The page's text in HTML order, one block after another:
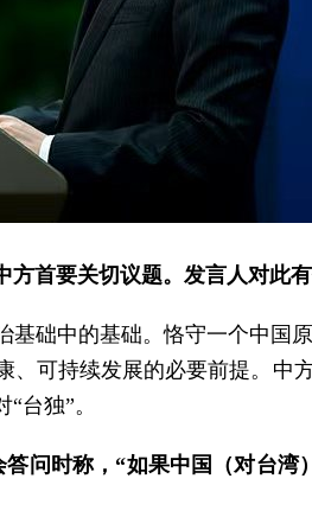
首要关切议题。发言人对此
础中的基础。恪守一个中国
可持续发展的必要前提。中
台独”。
问时称，“如果中国（对台湾